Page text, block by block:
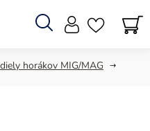
Hľadať
horákov MIG/MAG